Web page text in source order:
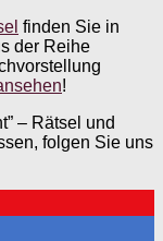
finden Sie in
der Reihe
!
– Rätsel und
folgen Sie uns